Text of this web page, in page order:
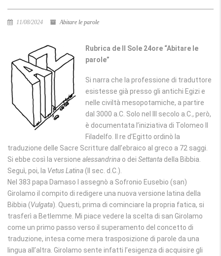
11/08/2024 Abitare le parole
Rubrica de Il Sole 24ore “Abitare le
parole”
Si narra che la professione di traduttore
esistesse già presso gli antichi Egizi e
nelle civiltà mesopotamiche, a partire
dal 3000 a.C. Solo nel III secolo a.C., però,
è documentata l’iniziativa di Tolomeo II
Filadelfo. Il re d’Egitto ordinò la
traduzione delle Sacre Scritture dall’ebraico al greco a 72 saggi.
Si ebbe così la versione alessandrina o dei Settanta della Bibbia.
Seguì, poi, la Vetus Latina (II sec. d.C.).
Nel 383 papa Damaso I assegnò a Sofronio Eusebio (san)
Girolamo il compito di redigere una nuova versione latina della
Bibbia (Vulgata). Questi, prima di cominciare la propria fatica, si
trasferì a Betlemme. Mi piace vedere la scelta di san Girolamo
come un primo passo verso il superamento del concetto di
traduzione, intesa come mera trasposizione di parole da una
lingua all’altra. Girolamo sente infatti l’esigenza di acquisire gli